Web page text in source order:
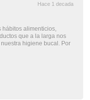
Hace 1 decada
hábitos alimenticios,
que a la larga nos
higiene bucal. Por